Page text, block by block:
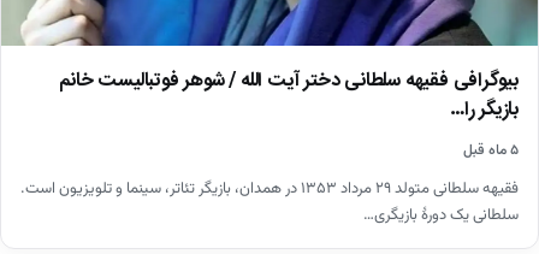
بیوگرافی فقیهه سلطانی دختر آیت الله / شوهر فوتبالیست خانم
بازیگر را…
۵ ماه قبل
فقیهه سلطانی متولد ۲۹ مرداد ۱۳۵۳ در همدان، بازیگر تئاتر، سینما و تلویزیون است.
سلطانی یک دورهٔ بازیگری…